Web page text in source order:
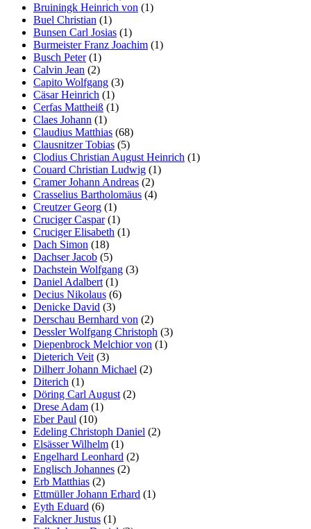
Bruiningk Heinrich von (1)
Buel Christian (1)
Bunsen Carl Josias (1)
Burmeister Franz Joachim (1)
Busch Peter(1)
Calvin Jean (2)
Capito Wolfgang (3)
Cäsar Heinrich (1)
Cerfas Mattheiß (1)
Claes Johann (1)
Claudius Matthias (68)
Clausnitzer Tobias (5)
Clodius Christian August Heinrich (1)
Couard Christian Ludwig (1)
Cramer Johann Andreas (2)
Crasselius Bartholomäus (4)
Creutzer Georg (1)
Cruciger Caspar(1)
Cruciger Elisabeth (1)
Dach Simon (18)
Dachser Jacob (5)
Dachstein Wolfgang (3)
Daniel Adalbert (1)
Decius Nikolaus (6)
Denicke David (3)
Derschau Bernhard von (2)
Dessler Wolfgang Christoph (3)
Diepenbrock Melchior von (1)
Dieterich Veit (3)
Dilherr Johann Michael (2)
Diterich (1)
Döring Carl August (2)
Drese Adam (1)
Eber Paul (10)
Edeling Christoph Daniel (2)
Elsässer Wilhelm (1)
Engelhard Leonhard (2)
Englisch Johannes (2)
Erb Matthias (2)
Ettmüller Johann Erhard (1)
Eyth Eduard (6)
Falckner Justus (1)